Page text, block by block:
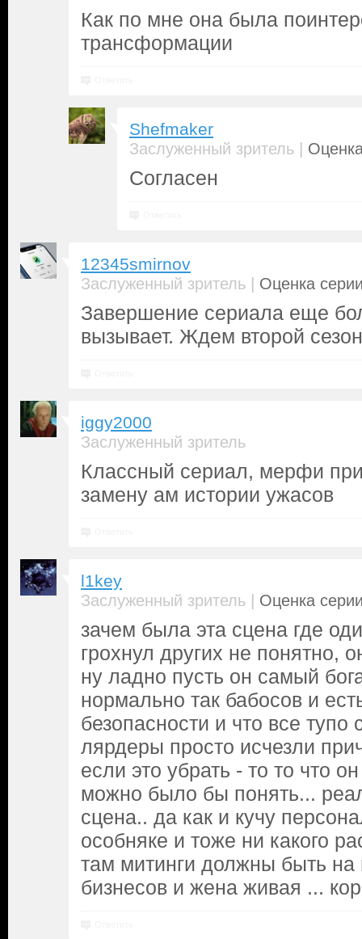
Как по мне она была
трансформации
Shefmaker
Заслуженный зритель |
Согласен
12345smirnov
Заслуженный зритель | Оценка
Завершение сериала еще
вызывает. Ждем второй
iggy2000
Заслуженный зритель
Классный сериал, мерфи
замену ам истории ужасов
l1key
Заслуженный зритель | Оценка
зачем была эта сцена где
грохнул других не понятно,
ну ладно пусть он самый
нормально так бабосов и
безопасности и что все тупо
лярдеры просто исчезли
если это убрать - то то что
можно было бы понять...
сцена.. да как и кучу
особняке и тоже ни какого
там митинги должны быть на
бизнесов и жена живая ...